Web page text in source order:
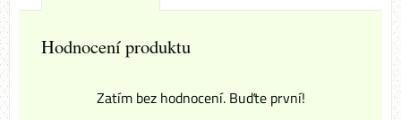
Hodnocení produktu
Zatím bez hodnocení. Buďte první!